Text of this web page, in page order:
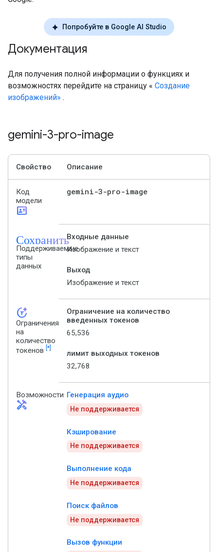
Попробуйте в Google AI Studio
Документация
Для получения полной информации о функциях и
возможностях перейдите на страницу « Создание
изображений» .
gemini-3-pro-image
Свойство Описание
Код
модели
id_card
gemini-3-pro-image
Сохранить
Поддерживаемые
типы
данных
Входные данные
Изображение и текст
Выход
Изображение и текст
token_auto
Ограничения
на
количество
токенов [*]
Ограничение на количество
введенных токенов
65,536
лимит выходных токенов
32,768
Возможности
handyman
Генерация аудио
Не поддерживается
Кэширование
Не поддерживается
Выполнение кода
Не поддерживается
Поиск файлов
Не поддерживается
Вызов функции